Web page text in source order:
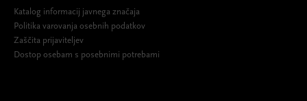
Katalog informacij javnega značaja
Politika varovanja osebnih podatkov
Zaščita prijaviteljev
Dostop osebam s posebnimi potrebami